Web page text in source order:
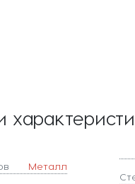
Металл